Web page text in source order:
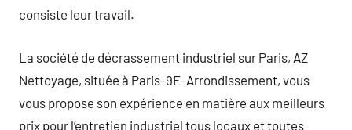
consiste leur travail.
La société de décrassement industriel sur Paris, AZ
Nettoyage, située à Paris-9E-Arrondissement, vous
vous propose son expérience en matière aux meilleurs
prix pour l’entretien industriel tous locaux et toutes